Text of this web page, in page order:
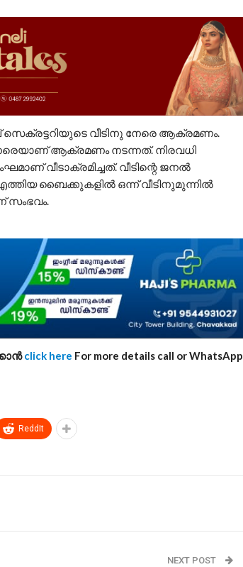
വീടിനു നേരെ ആക്രമണം.
ആക്രമണം നടന്നത്. നിരവധി
വീടാക്രമിച്ചത്. വീടിന്റെ ജനൽ
ബൈക്കുകളിൽ ഒന്ന് വീടിനുമുന്നിൽ
സംഭവം.
click here For more details call or WhatsApp
ReddIt
NEXT POST